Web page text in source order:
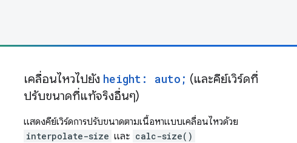
เคลื่อนไหวไปยัง height: auto; (และคีย์เวิร์ดที่
ปรับขนาดที่แท้จริงอื่นๆ)
แสดงคีย์เวิร์ดการปรับขนาดตามเนื้อหาแบบเคลื่อนไหวด้วย
interpolate-size และ calc-size()